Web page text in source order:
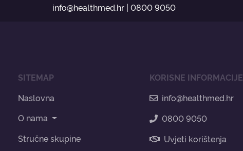
info@healthmed.hr | 0800 9050
SITEMAP
Naslovna
O nama
Stručne skupine
KORISNE INFORMACIJE
info@healthmed.hr
0800 9050
Uvjeti korištenja